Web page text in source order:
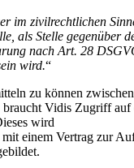
im zivilrechtlichen
als Stelle gegenüber
nach Art. 28
wird.“
zu können
braucht Vidis Zugriff auf
wird
einem Vertrag zur